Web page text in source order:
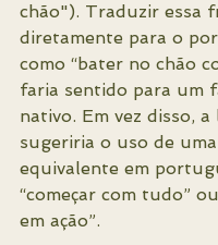
chão"). Traduzir essa
diretamente para o
como “bater no chão
faria sentido para um
nativo. Em vez disso, a
sugeriria o uso de
equivalente em
“começar com tudo”
em ação”.